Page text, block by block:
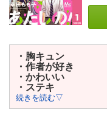
・胸キュン
・作者が好き
・かわいい
・ステキ
続きを読む▽